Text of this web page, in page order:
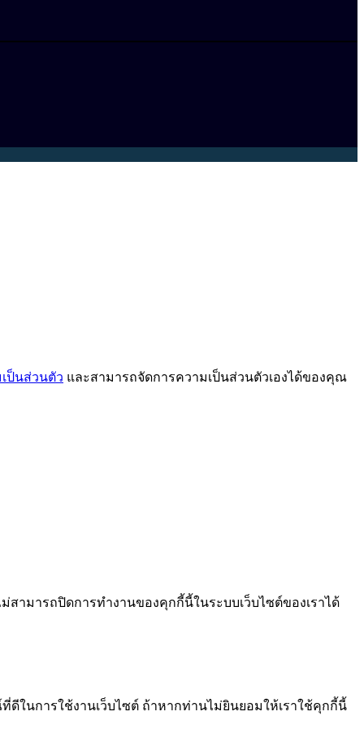
ป็นส่วนตัว และสามารถจัดการความเป็นส่วนตัวเองได้ของคุณ
ามารถปิดการทำงานของคุกกี้นี้ในระบบเว็บไซต์ของเราได้
ในการใช้งานเว็บไซต์ ถ้าหากท่านไม่ยินยอมให้เราใช้คุกกี้นี้